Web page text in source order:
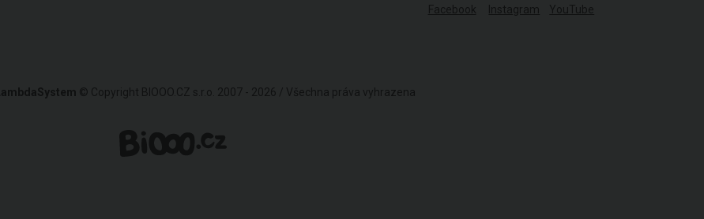
Facebook Instagram YouTube
LambdaSystem © Copyright BIOOO.CZ s.r.o. 2007 - 2026 / Všechna práva vyhrazena